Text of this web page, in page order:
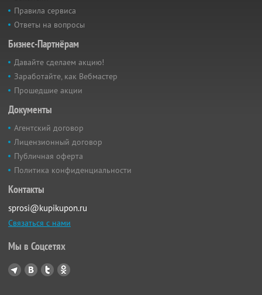
Правила сервиса
Ответы на вопросы
Бизнес-Партнёрам
Давайте сделаем акцию!
Заработайте, как Вебмастер
Прошедшие акции
Документы
Агентский договор
Лицензионный договор
Публичная оферта
Политика конфиденциальности
Контакты
sprosi@kupikupon.ru
Связаться с нами
Мы в Соцсетях